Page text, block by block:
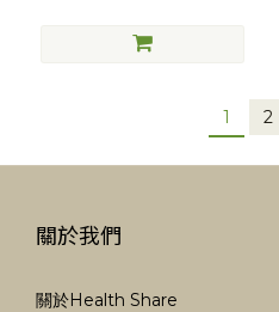
1 2
關於我們
關於Health Share